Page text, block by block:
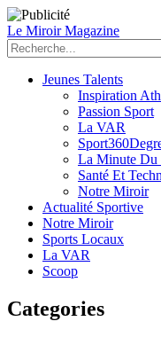
Le Miroir Magazine
Jeunes Talents
Inspiration
Passion Sport
La VAR
La Minute Du
Santé Et
Notre Miroir
Actualité Sportive
Notre Miroir
Sports Locaux
La VAR
Scoop
Categories